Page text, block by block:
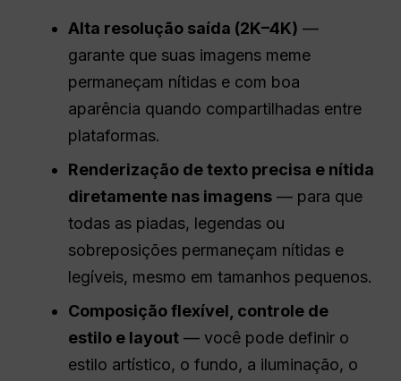
Alta resolução saída (2K–4K) —
garante que suas imagens meme
permaneçam nítidas e com boa
aparência quando compartilhadas entre
plataformas.
Renderização de texto precisa e nítida
diretamente nas imagens — para que
todas as piadas, legendas ou
sobreposições permaneçam nítidas e
legíveis, mesmo em tamanhos pequenos.
Composição flexível, controle de
estilo e layout — você pode definir o
estilo artístico, o fundo, a iluminação, o